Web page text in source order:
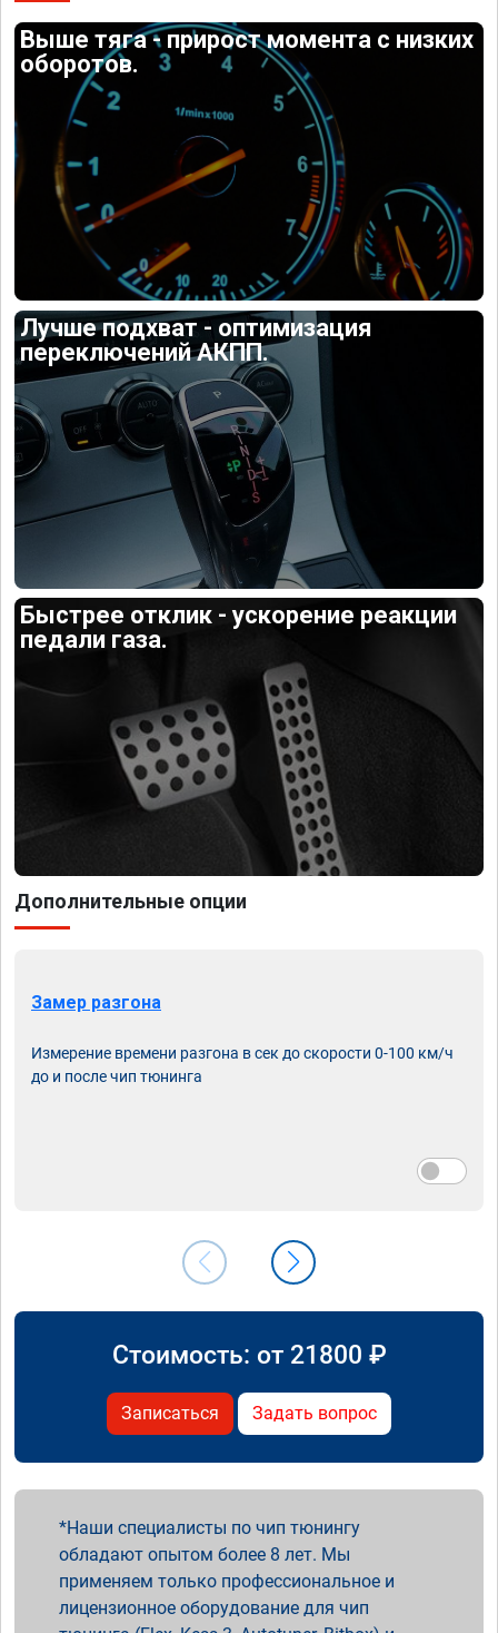
Выше тяга - прирост момента с низких
оборотов.
Лучше подхват - оптимизация
переключений АКПП.
Быстрее отклик - ускорение реакции
педали газа.
Дополнительные опции
Замер разгона
Измерение времени разгона в сек до скорости 0-100 км/ч
до и после чип тюнинга
Стоимость: от 21800 ₽
Записаться Задать вопрос
Наши специалисты по чип тюнингу
обладают опытом более 8 лет. Мы
применяем только профессиональное и
лицензионное оборудование для чип